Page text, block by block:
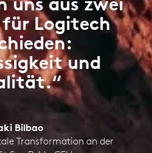
Logitech
und
Bilbao
Transformation an der